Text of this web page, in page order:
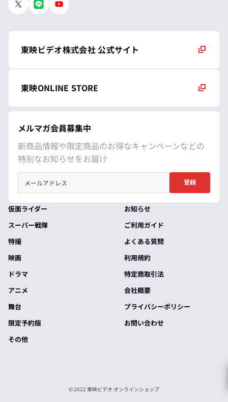
東映ビデオ株式会社 公式サイト
東映ONLINE STORE
メルマガ会員募集中
新商品情報や限定商品のお得なキャンペーンなどの
特別なお知らせをお届け
登録
仮面ライダー
スーパー戦隊
特撮
映画
ドラマ
アニメ
舞台
限定予約版
その他
お知らせ
ご利用ガイド
よくある質問
利用規約
特定商取引法
会社概要
プライバシーポリシー
お問い合わせ
© 2022 東映ビデオ オンラインショップ